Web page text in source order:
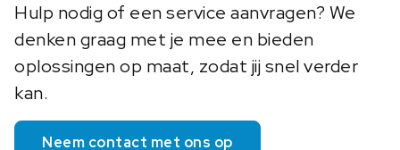
Hulp nodig of een service aanvragen? We
denken graag met je mee en bieden
oplossingen op maat, zodat jij snel verder
kan.
Neem contact met ons op